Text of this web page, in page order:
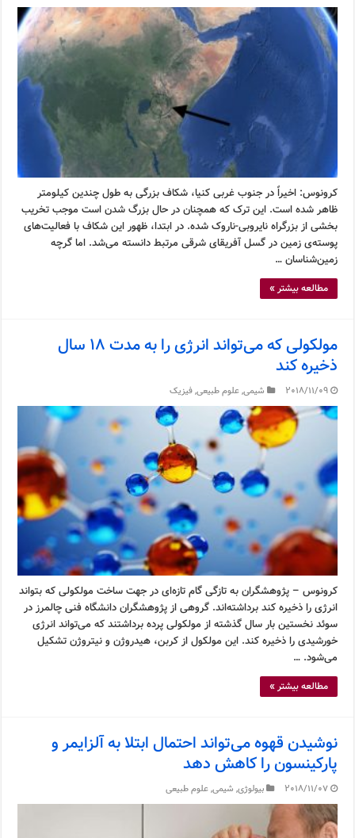
کرونوس: اخیراً در جنوب غربی کنیا، شکاف بزرگی به طول چندین کیلومتر
ظاهر شده است. این ترک که همچنان در حال بزرگ شدن است موجب تخریب
بخشی از بزرگراه نایروبی-ناروک شده. در ابتدا، ظهور این شکاف با فعالیت‌های
پوسته‌ی زمین در گسل آفریقای شرقی مرتبط دانسته می‌شد. اما گرچه
زمین‌شناسان …
مطالعه بیشتر »
مولکولی که می‌تواند انرژی را به مدت ۱۸ سال
ذخیره کند
2018/11/09 شیمی,علوم طبیعی,فیزیک
کرونوس – پژوهشگران به تازگی گام تازه‌ای در جهت ساخت مولکولی که بتواند
انرژی را ذخیره کند برداشته‌اند. گروهی از پژوهشگران دانشگاه فنی چالمرز در
سوئد نخستین بار سال گذشته از مولکولی پرده برداشتند که می‌تواند انرژی
خورشیدی را ذخیره کند. این مولکول از کربن، هیدروژن و نیتروژن تشکیل
می‌شود. …
مطالعه بیشتر »
نوشیدن قهوه می‌تواند احتمال ابتلا به آلزایمر و
پارکینسون را کاهش دهد
2018/11/07 بیولوژی, شیمی,علوم طبیعی